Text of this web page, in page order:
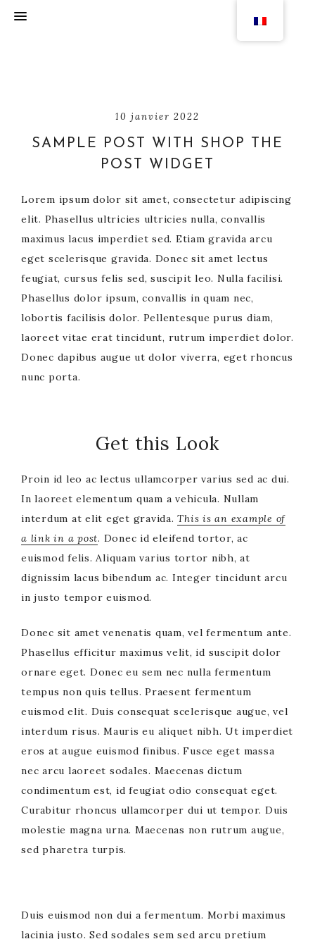
10 janvier 2022
SAMPLE POST WITH SHOP THE
POST WIDGET
Lorem ipsum dolor sit amet, consectetur adipiscing
elit. Phasellus ultricies ultricies nulla, convallis
maximus lacus imperdiet sed. Etiam gravida arcu
eget scelerisque gravida. Donec sit amet lectus
feugiat, cursus felis sed, suscipit leo. Nulla facilisi.
Phasellus dolor ipsum, convallis in quam nec,
lobortis facilisis dolor. Pellentesque purus diam,
laoreet vitae erat tincidunt, rutrum imperdiet dolor.
Donec dapibus augue ut dolor viverra, eget rhoncus
nunc porta.
Get this Look
Proin id leo ac lectus ullamcorper varius sed ac dui.
In laoreet elementum quam a vehicula. Nullam
interdum at elit eget gravida.This is an example of
a link in a post. Donec id eleifend tortor, ac
euismod felis. Aliquam varius tortor nibh, at
dignissim lacus bibendum ac. Integer tincidunt arcu
in justo tempor euismod.
Donec sit amet venenatis quam, vel fermentum ante.
Phasellus efficitur maximus velit, id suscipit dolor
ornare eget. Donec eu sem nec nulla fermentum
tempus non quis tellus. Praesent fermentum
euismod elit. Duis consequat scelerisque augue, vel
interdum risus. Mauris eu aliquet nibh. Ut imperdiet
eros at augue euismod finibus. Fusce eget massa
nec arcu laoreet sodales. Maecenas dictum
condimentum est, id feugiat odio consequat eget.
Curabitur rhoncus ullamcorper dui ut tempor. Duis
molestie magna urna. Maecenas non rutrum augue,
sed pharetra turpis.
Duis euismod non dui a fermentum. Morbi maximus
lacinia justo. Sed sodales sem sed arcu pretium